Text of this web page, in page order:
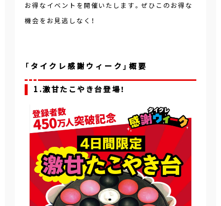
お得なイベントを開催いたします。ぜひこのお得な
機会をお見逃しなく！
「タイクレ感謝ウィーク」概要
1.激甘たこやき台登場！